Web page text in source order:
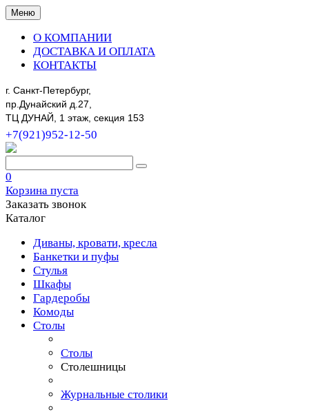
Меню
О КОМПАНИИ
ДОСТАВКА И ОПЛАТА
КОНТАКТЫ
г. Санкт-Петербург,
пр.Дунайский д.27,
ТЦ ДУНАЙ, 1 этаж, секция 153
+7(921)952-12-50
0
Корзина пуста
Заказать звонок
Каталог
Диваны, кровати, кресла
Банкетки и пуфы
Стулья
Шкафы
Гардеробы
Комоды
Столы
Столы
Столешницы
Журнальные столики